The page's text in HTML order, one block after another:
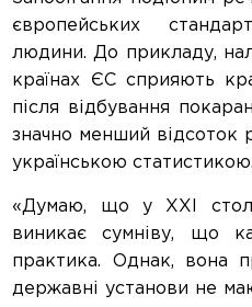
європейських
людини. До прикладу,
країнах ЄС сприяють
після відбування
значно менший відсоток
українською статистикою.
«Думаю, що у ХХІ
виникає сумніву, що
практика. Однак, вона
державні установи не